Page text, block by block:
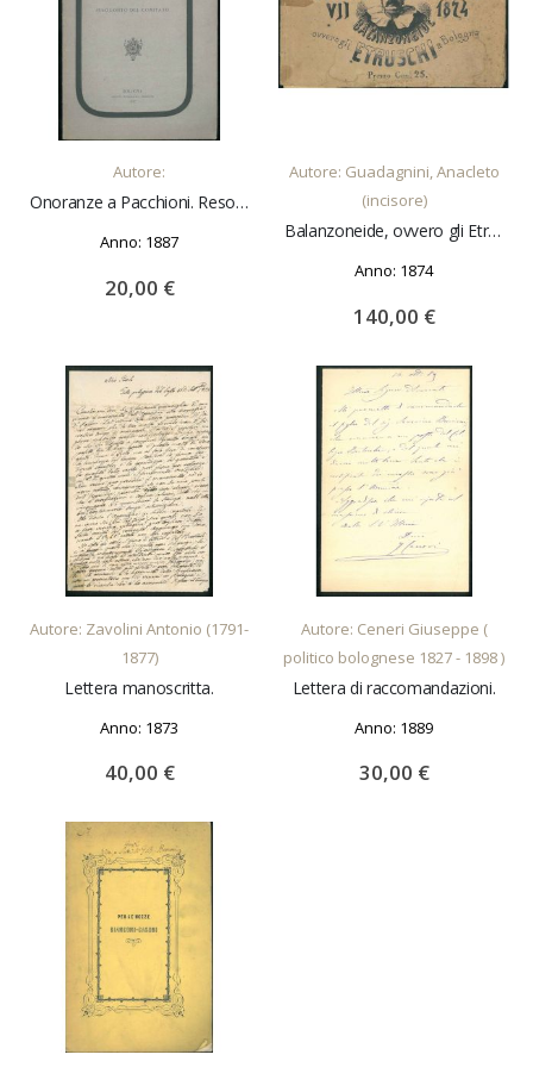
AGGIUNGI AL CARRELLO
Autore:
Onoranze a Pacchioni. Resoconto del comitato
Anno: 1887
20,00 €
Autore: Guadagnini, Anacleto
(incisore)
Balanzoneide, ovvero gli Etruschi a Bologna : anno VII. carnevale 1874
Anno: 1874
140,00 €
AGGIUNGI AL CARRELLO
Autore: Zavolini Antonio (1791-
1877)
Lettera manoscritta.
Anno: 1873
40,00 €
Autore: Ceneri Giuseppe (
politico bolognese 1827 - 1898 )
Lettera di raccomandazioni.
Anno: 1889
30,00 €